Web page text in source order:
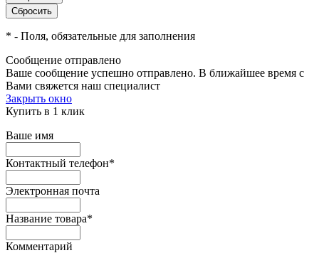
* - Поля, обязательные для заполнения
Сообщение отправлено
Ваше сообщение успешно отправлено. В ближайшее время с
Вами свяжется наш специалист
Закрыть окно
Купить в 1 клик
Ваше имя
Контактный телефон*
Электронная почта
Название товара*
Комментарий